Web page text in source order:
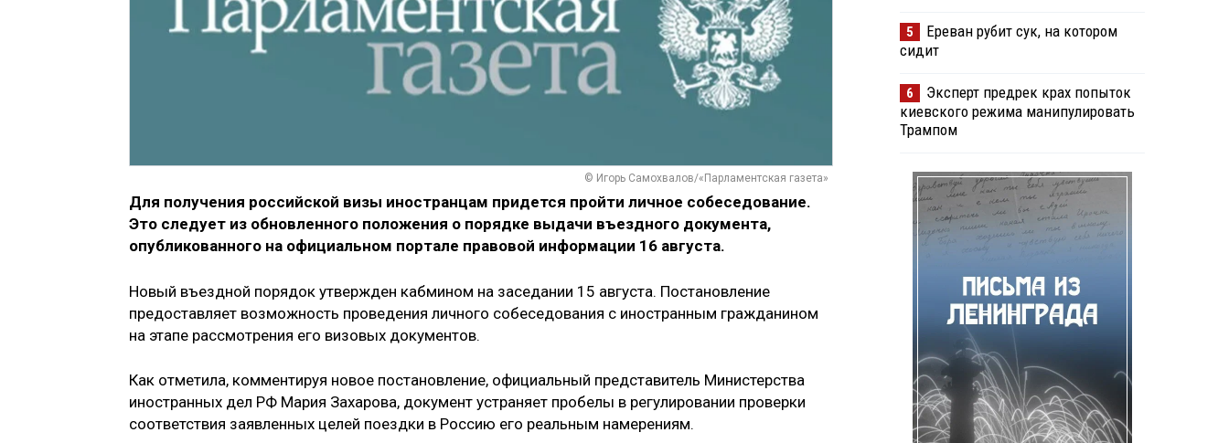
© Игорь Самохвалов/«Парламентская газета»
Для получения российской визы иностранцам придется пройти личное собеседование.
Это следует из обновленного положения о порядке выдачи въездного документа,
опубликованного на официальном портале правовой информации 16 августа.
Новый въездной порядок утвержден кабмином на заседании 15 августа. Постановление
предоставляет возможность проведения личного собеседования с иностранным гражданином
на этапе рассмотрения его визовых документов.
Как отметила, комментируя новое постановление, официальный представитель Министерства
иностранных дел РФ Мария Захарова, документ устраняет пробелы в регулировании проверки
соответствия заявленных целей поездки в Россию его реальным намерениям.
5
Ереван рубит сук, на котором
сидит
6
Эксперт предрек крах попыток
киевского режима манипулировать
Трампом